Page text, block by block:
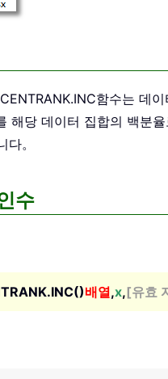
함수는 데
해당 데이터 집합의 백분
다。
수
배열,x,[유효